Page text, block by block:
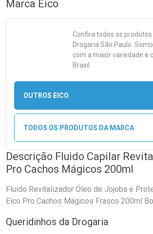
Marca Eico
Confira todos os produtos
Drogaria São Paulo.
com a maior variedade e
Brasil.
OUTROS EICO
TODOS OS PRODUTOS DA MARCA
Descrição Fluido Capilar
Pro Cachos Mágicos 200ml
Fluido Revitalizador Óleo de Jojoba e
Eico Pro Cachos Mágicos Frasco 200ml
Queridinhos da Drogaria